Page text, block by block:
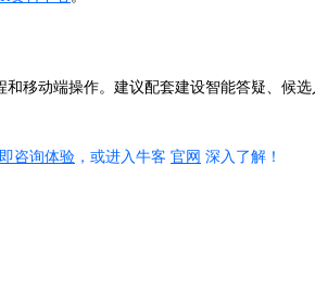
移动端操作。建议配套建设智能答疑、候
咨询体验 ，或进入牛客 官网 深入了解！